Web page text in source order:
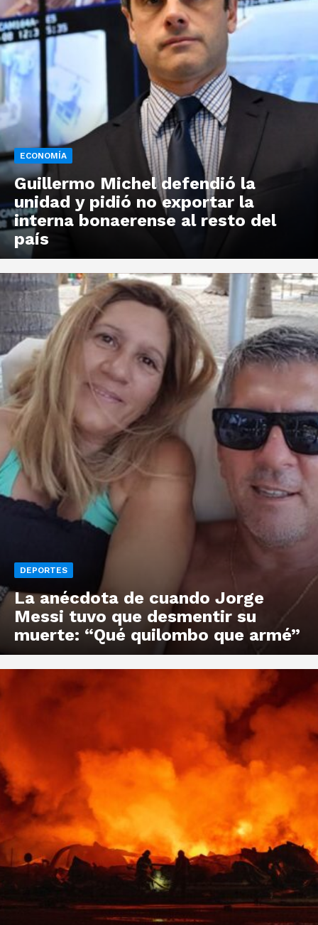
ECONOMÍA
Guillermo Michel defendió la
unidad y pidió no exportar la
interna bonaerense al resto del
país
DEPORTES
La anécdota de cuando Jorge
Messi tuvo que desmentir su
muerte: “Qué quilombo que armé”